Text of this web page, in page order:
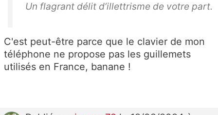
Un flagrant délit d’illettrisme de votre part.
C'est peut-être parce que le clavier de mon
téléphone ne propose pas les guillemets
utilisés en France, banane !